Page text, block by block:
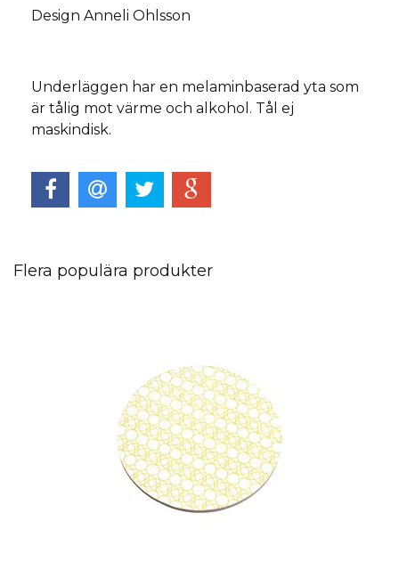
Design Anneli Ohlsson
Underläggen har en melaminbaserad yta som
är tålig mot värme och alkohol. Tål ej
maskindisk.
Flera populära produkter